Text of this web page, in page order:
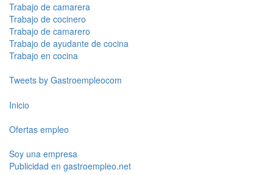
Trabajo de camarera
Trabajo de cocinero
Trabajo de camarero
Trabajo de ayudante de cocina
Trabajo en cocina
Tweets by Gastroempleocom
Inicio
Ofertas empleo
Soy una empresa
Publicidad en gastroempleo.net